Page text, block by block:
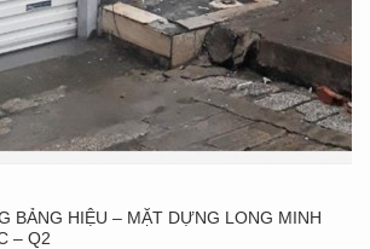
BẢNG HIỆU – MẶT DỰNG LONG MINH
– Q2